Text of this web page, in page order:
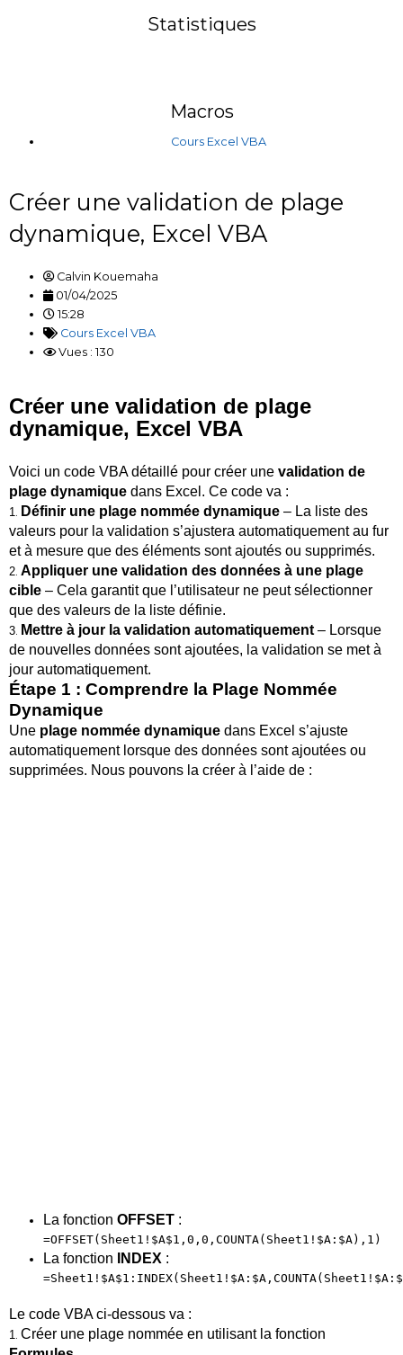
Statistiques
Macros
Cours Excel VBA
Créer une validation de plage
dynamique, Excel VBA
Calvin Kouemaha
01/04/2025
15:28
Cours Excel VBA
Vues : 130
Créer une validation de plage
dynamique, Excel VBA
Voici un code VBA détaillé pour créer une validation de
plage dynamique dans Excel. Ce code va :
1 Définir une plage nommée dynamique – La liste des
valeurs pour la validation s’ajustera automatiquement au fur
et à mesure que des éléments sont ajoutés ou supprimés.
2 Appliquer une validation des données à une plage
cible – Cela garantit que l’utilisateur ne peut sélectionner
que des valeurs de la liste définie.
3 Mettre à jour la validation automatiquement – Lorsque
de nouvelles données sont ajoutées, la validation se met à
jour automatiquement.
Étape 1 : Comprendre la Plage Nommée
Dynamique
Une plage nommée dynamique dans Excel s’ajuste
automatiquement lorsque des données sont ajoutées ou
supprimées. Nous pouvons la créer à l’aide de :
La fonctionOFFSET :
=OFFSET(Sheet1!$A$1,0,0,COUNTA(Sheet1!$A:$A),1)
La fonction INDEX :
Le code VBA ci-dessous va :
1. Créer une plage nommée en utilisant la fonction